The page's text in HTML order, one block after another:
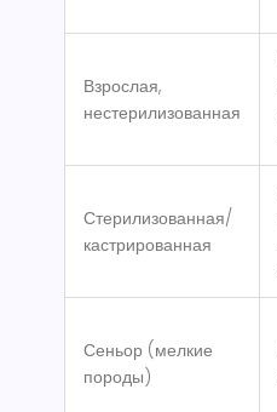
Взрослая,
нестерилизованная
Стерилизованная/
кастрированная
Сеньор (мелкие
породы)